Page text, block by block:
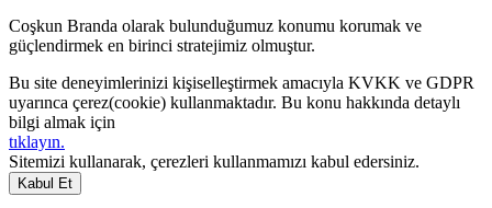
Coşkun Branda olarak bulunduğumuz konumu korumak ve
güçlendirmek en birinci stratejimiz olmuştur.
Bu site deneyimlerinizi kişiselleştirmek amacıyla KVKK ve GDPR
uyarınca çerez(cookie) kullanmaktadır. Bu konu hakkında detaylı
bilgi almak için
tıklayın.
Sitemizi kullanarak, çerezleri kullanmamızı kabul edersiniz.
Kabul Et